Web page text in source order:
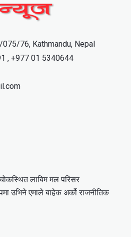
075/76, Kathmandu, Nepal
, +977 01 5340644
लाबिम मल परिसर
उभिने एमाले बाहेक अर्को राजनीतिक